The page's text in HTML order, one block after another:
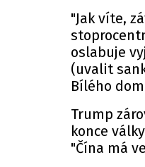
"Jak víte,
oslabuje
(uvalit
Bílého
Trump
konce
"Čína má